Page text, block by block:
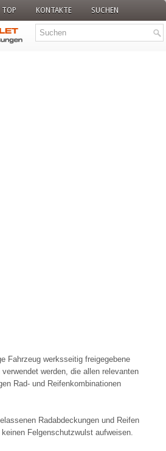
TOP KONTAKTE SUCHEN
Fahrzeug werksseitig freigegebene
werden, die allen relevanten
Rad- und Reifenkombinationen
Radabdeckungen und Reifen
Felgenschutzwulst aufweisen.